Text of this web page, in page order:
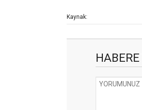
Kaynak:
HABERE